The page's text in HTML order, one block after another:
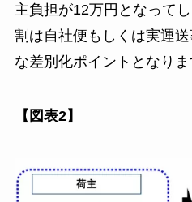
主負担が12万円となって
割は自社便もしくは実運送
な差別化ポイントとなりま
【図表2】